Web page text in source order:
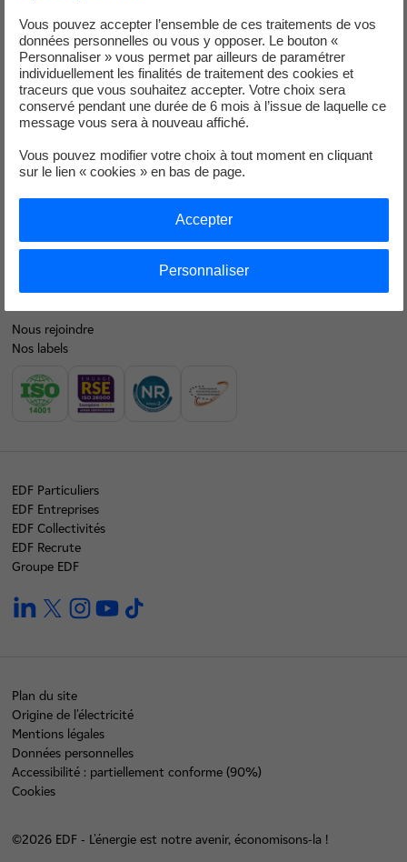
Je déménage
Faire des économies d’énergie
Décarboner vos territoires
Nos offres d’énergie entreprises
Contacts
Notre mix électrique
Nos résultats financiers
Nous rejoindre
Nos labels
EDF Particuliers
EDF Entreprises
EDF Collectivités
EDF Recrute
Groupe EDF
linkedintwitterinstagramyoutube
Plan du site
Origine de l'électricité
Mentions légales
Données personnelles
Accessibilité : partiellement conforme (90%)
Cookies
©2026 EDF - L'énergie est notre avenir, économisons-la !
Vous pouvez accepter l’ensemble de ces traitements de vos
données personnelles ou vous y opposer. Le bouton «
Personnaliser » vous permet par ailleurs de paramétrer
individuellement les finalités de traitement des cookies et
traceurs que vous souhaitez accepter. Votre choix sera
conservé pendant une durée de 6 mois à l’issue de laquelle ce
message vous sera à nouveau affiché.
Vous pouvez modifier votre choix à tout moment en cliquant
sur le lien « cookies » en bas de page.
Personnaliser
Accepter